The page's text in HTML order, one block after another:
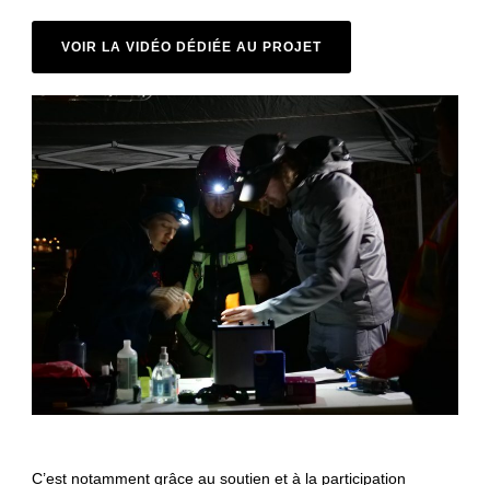
VOIR LA VIDÉO DÉDIÉE AU PROJET
C’est notamment grâce au soutien et à la participation